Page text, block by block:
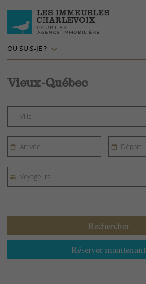
OÙ SUIS-JE ?
Vieux-Québec
Réserver maintenant
Rechercher